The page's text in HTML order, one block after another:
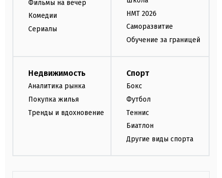
Фильмы на вечер
Комедии
Сериалы
НМТ 2026
Саморазвитие
Обучение за границей
Недвижимость
Аналитика рынка
Покупка жилья
Тренды и вдохновение
Спорт
Бокс
Футбол
Теннис
Биатлон
Другие виды спорта